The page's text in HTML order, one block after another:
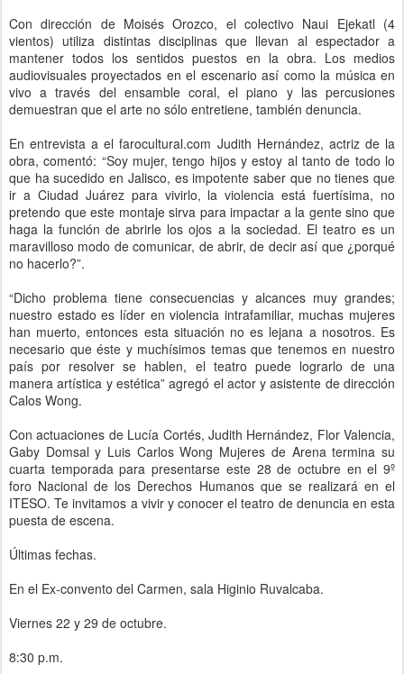
Con dirección de Moisés Orozco, el colectivo Naui Ejekatl (4
vientos) utiliza distintas disciplinas que llevan al espectador a
mantener todos los sentidos puestos en la obra. Los medios
audiovisuales proyectados en el escenario así como la música en
vivo a través del ensamble coral, el piano y las percusiones
demuestran que el arte no sólo entretiene, también denuncia.
En entrevista a el farocultural.com Judith Hernández, actriz de la
obra, comentó: “Soy mujer, tengo hijos y estoy al tanto de todo lo
que ha sucedido en Jalisco, es impotente saber que no tienes que
ir a Ciudad Juárez para vivirlo, la violencia está fuertísima, no
pretendo que este montaje sirva para impactar a la gente sino que
haga la función de abrirle los ojos a la sociedad. El teatro es un
maravilloso modo de comunicar, de abrir, de decir así que ¿porqué
no hacerlo?”.
“Dicho problema tiene consecuencias y alcances muy grandes;
nuestro estado es líder en violencia intrafamiliar, muchas mujeres
han muerto, entonces esta situación no es lejana a nosotros. Es
necesario que éste y muchísimos temas que tenemos en nuestro
país por resolver se hablen, el teatro puede lograrlo de una
manera artística y estética” agregó el actor y asistente de dirección
Calos Wong.
Con actuaciones de Lucía Cortés, Judith Hernández, Flor Valencia,
Gaby Domsal y Luis Carlos Wong Mujeres de Arena termina su
cuarta temporada para presentarse este 28 de octubre en el 9º
foro Nacional de los Derechos Humanos que se realizará en el
ITESO. Te invitamos a vivir y conocer el teatro de denuncia en esta
puesta de escena.
Últimas fechas.
En el Ex-convento del Carmen, sala Higinio Ruvalcaba.
Viernes 22 y 29 de octubre.
8:30 p.m.